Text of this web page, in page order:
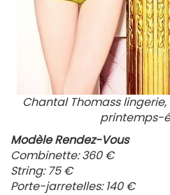
Chantal Thomass
printemps-
Modèle Rendez-Vous
Combinette: 360 €
String: 75 €
Porte-jarretelles: 140 €